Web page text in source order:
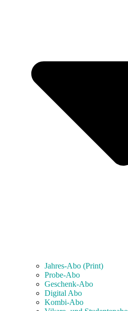
Jahres-Abo (Print)
Probe-Abo
Geschenk-Abo
Digital Abo
Kombi-Abo